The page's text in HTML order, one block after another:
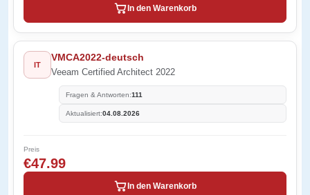
In den Warenkorb
IT
VMCA2022-deutsch
Veeam Certified Architect 2022
Fragen & Antworten:111
Aktualisiert:04.08.2026
Preis
€47.99
In den Warenkorb